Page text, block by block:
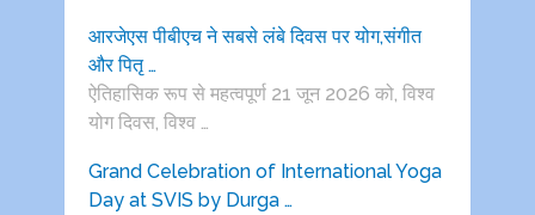
आरजेएस पीबीएच ने सबसे लंबे दिवस पर योग,संगीत
और पितृ …
ऐतिहासिक रूप से महत्वपूर्ण 21 जून 2026 को, विश्व
योग दिवस, विश्व …
Grand Celebration of International Yoga
Day at SVIS by Durga …